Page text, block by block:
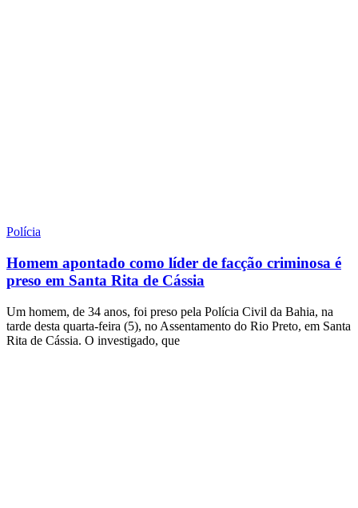
Polícia
Homem apontado como líder de facção criminosa é
preso em Santa Rita de Cássia
Um homem, de 34 anos, foi preso pela Polícia Civil da Bahia, na
tarde desta quarta-feira (5), no Assentamento do Rio Preto, em Santa
Rita de Cássia. O investigado, que